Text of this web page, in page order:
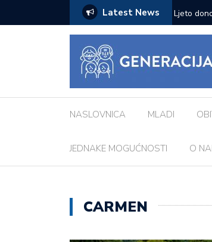
Latest News
Evo koji su najčešći kod djece
Vanessa
NASLOVNICA MLADI
JEDNAKE MOGUĆNOSTI O
CARMEN